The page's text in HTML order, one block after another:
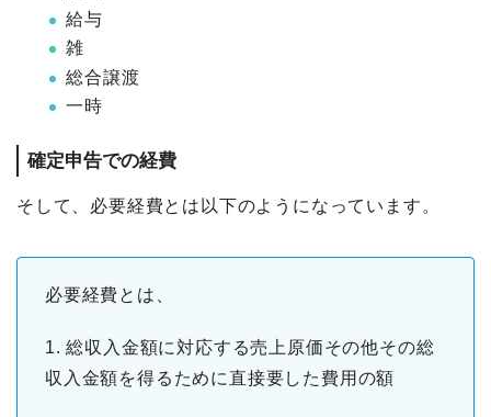
給与
雑
総合譲渡
一時
確定申告での経費
そして、必要経費とは以下のようになっています。
必要経費とは、
1. 総収入金額に対応する売上原価その他その総
収入金額を得るために直接要した費用の額